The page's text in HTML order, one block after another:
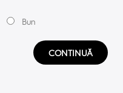
Bun
CONTINUĂ